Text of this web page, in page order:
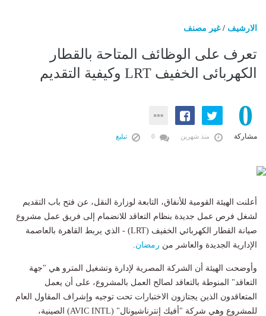
الارشيف /غير مصنف
تعرف على الوظائف المتاحة بالقطار
الكهربائى الخفيف LRT وكيفية التقديم
0
مشاركة منذ شهرين تبليغ
أعلنت الهيئة القومية للأنفاق، التابعة لوزارة النقل، عن فتح باب التقديم
لشغل فرص عمل جديدة بنظام التعاقد للانضمام إلى فريق عمل مشروع
صيانة القطار الكهربائي الخفيف (LRT) - الذي يربط القاهرة بالعاصمة
الإدارية الجديدة والعاشر من رمضان.
​وأوضحت الهيئة أن الشركة المصرية لإدارة وتشغيل المترو هي "جهة
التعاقد" المنوطة بالتعاقد لصالح العمل بالمشروع، على أن يعمل
المتعاقدون الذين يجتازون الاختبارات تحت توجيه وإشراف المقاول العام
للمشروع وهي شركة "أفيك إنترناشيونال" (AVIC INTL) الصينية،